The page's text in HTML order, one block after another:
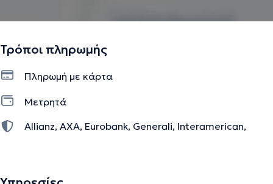
Τρόποι πληρωμής
Πληρωμή με κάρτα
Μετρητά
Allianz, AXA, Eurobank, Generali, Interamerican,